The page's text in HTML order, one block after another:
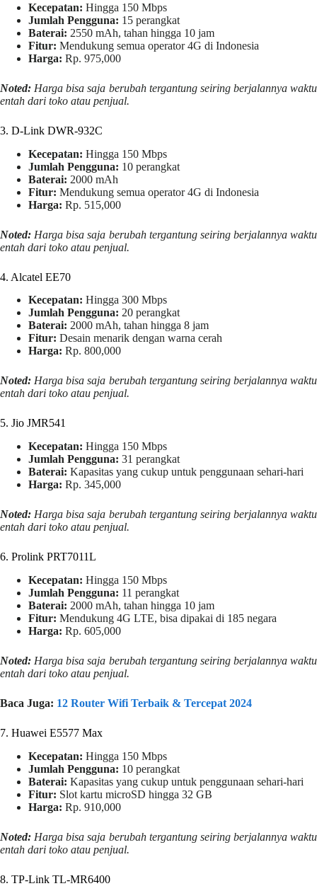
Kecepatan: Hingga 150 Mbps
Jumlah Pengguna: 15 perangkat
Baterai: 2550 mAh, tahan hingga 10 jam
Fitur: Mendukung semua operator 4G di Indonesia
Harga: Rp. 975,000
Noted: Harga bisa saja berubah tergantung seiring berjalannya waktu
entah dari toko atau penjual.
3. D-Link DWR-932C
Kecepatan: Hingga 150 Mbps
Jumlah Pengguna: 10 perangkat
Baterai: 2000 mAh
Fitur: Mendukung semua operator 4G di Indonesia
Harga: Rp. 515,000
Noted: Harga bisa saja berubah tergantung seiring berjalannya waktu
entah dari toko atau penjual.
4. Alcatel EE70
Kecepatan: Hingga 300 Mbps
Jumlah Pengguna: 20 perangkat
Baterai: 2000 mAh, tahan hingga 8 jam
Fitur: Desain menarik dengan warna cerah
Harga: Rp. 800,000
Noted: Harga bisa saja berubah tergantung seiring berjalannya waktu
entah dari toko atau penjual.
5. Jio JMR541
Kecepatan: Hingga 150 Mbps
Jumlah Pengguna: 31 perangkat
Baterai: Kapasitas yang cukup untuk penggunaan sehari-hari
Harga: Rp. 345,000
Noted: Harga bisa saja berubah tergantung seiring berjalannya waktu
entah dari toko atau penjual.
6. Prolink PRT7011L
Kecepatan: Hingga 150 Mbps
Jumlah Pengguna: 11 perangkat
Baterai: 2000 mAh, tahan hingga 10 jam
Fitur: Mendukung 4G LTE, bisa dipakai di 185 negara
Harga: Rp. 605,000
Noted: Harga bisa saja berubah tergantung seiring berjalannya waktu
entah dari toko atau penjual.
Baca Juga: 12 Router Wifi Terbaik & Tercepat 2024
7. Huawei E5577 Max
Kecepatan: Hingga 150 Mbps
Jumlah Pengguna: 10 perangkat
Baterai: Kapasitas yang cukup untuk penggunaan sehari-hari
Fitur: Slot kartu microSD hingga 32 GB
Harga: Rp. 910,000
Noted: Harga bisa saja berubah tergantung seiring berjalannya waktu
entah dari toko atau penjual.
8. TP-Link TL-MR6400